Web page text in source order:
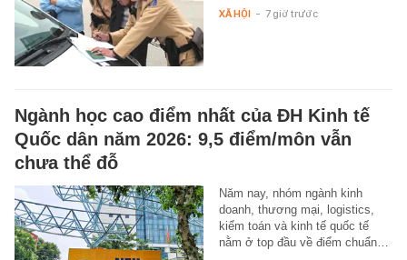
XÃ HỘI - 7 giờ trước
Ngành học cao điểm nhất của ĐH Kinh tế
Quốc dân năm 2026: 9,5 điểm/môn vẫn
chưa thể đỗ
Năm nay, nhóm ngành kinh
doanh, thương mại, logistics,
kiểm toán và kinh tế quốc tế
nằm ở top đầu về điểm chuẩn…